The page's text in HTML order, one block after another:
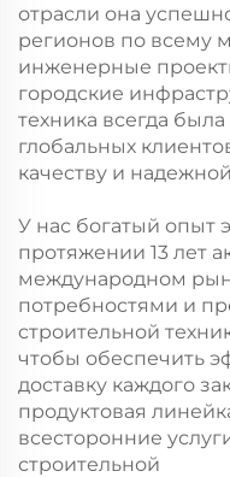
отрасли она
регионов по всему
инженерные
городские
техника всегда
глобальных
качеству и
У нас богатый опыт
протяжении 13 лет
международном
потребностями и
строительной
чтобы обеспечить
доставку каждого
продуктовая
всесторонние
строительной